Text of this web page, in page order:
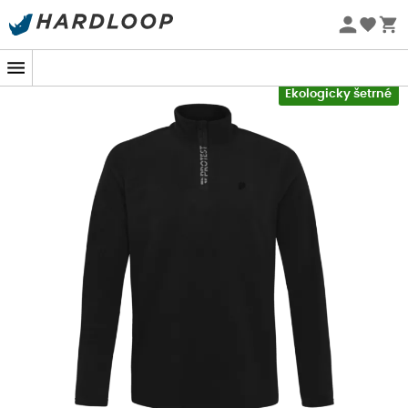
Letní akce 🔥 -5 % EXTRA při nákupu 2 produktů* s kódem
Ekologicky šetrné